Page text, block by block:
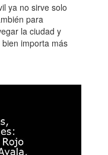
ya no sirve solo
para
la ciudad y
importa más